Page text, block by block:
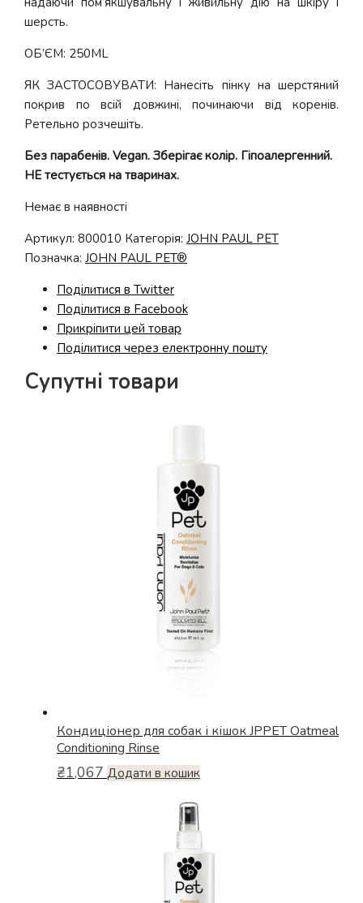
шерсть.
ОБ’ЄМ: 250ML
ЯК ЗАСТОСОВУВАТИ: Нанесіть пінку на шерстяний
покрив по всій довжині, починаючи від коренів.
Ретельно розчешіть.
Без парабенів. Vegan. Зберігає колір. Гіпоалергенний.
НЕ тестується на тваринах.
Немає в наявності
Артикул: 800010 Категорія: JOHN PAUL PET
Позначка: JOHN PAUL PET®
Поділитися в Twitter
Поділитися в Facebook
Прикріпити цей товар
Поділитися через електронну пошту
Супутні товари
Кондиціонер для собак і кішок JPPET Oatmeal
Conditioning Rinse
₴1,067 Додати в кошик